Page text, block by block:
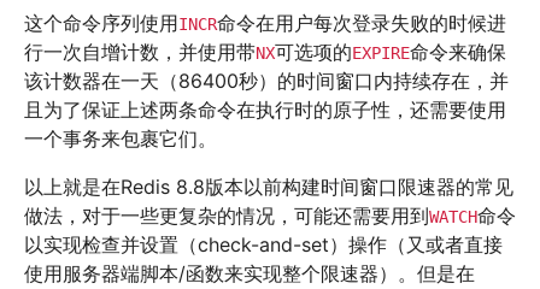
这个命令序列使用INCR命令在用户每次登录失败的时候进
行一次自增计数，并使用带NX可选项的EXPIRE命令来确保
该计数器在一天（86400秒）的时间窗口内持续存在，并
且为了保证上述两条命令在执行时的原子性，还需要使用
一个事务来包裹它们。
以上就是在Redis 8.8版本以前构建时间窗口限速器的常见
做法，对于一些更复杂的情况，可能还需要用到WATCH命令
以实现检查并设置（check-and-set）操作（又或者直接
使用服务器端脚本/函数来实现整个限速器）。但是在